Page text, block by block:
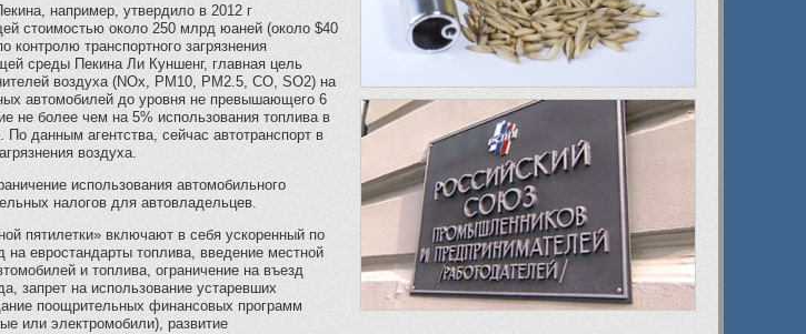
например, утвердило в 2012 г
стоимостью около 250 млрд юаней (около $40
контролю транспортного загрязнения
среды Пекина Ли Куншенг, главная цель
воздуха (NOx, PM10, PM2.5, CO, SO2) на
автомобилей до уровня не превышающего 6
не более чем на 5% использования топлива в
По данным агентства, сейчас автотранспорт в
воздуха.
использования автомобильного
налогов для автовладельцев.
пятилетки» включают в себя ускоренный по
на евростандарты топлива, введение местной
и топлива, ограничение на въезд
запрет на использование устаревших
поощрительных финансовых программ
или электромобили), развитие